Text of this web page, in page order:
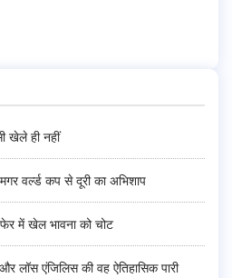
खेले ही नहीं
वर्ल्ड कप से दूरी का अभिशाप
में खेल भावना को चोट
लॉस एंजिलिस की वह ऐतिहासिक पारी